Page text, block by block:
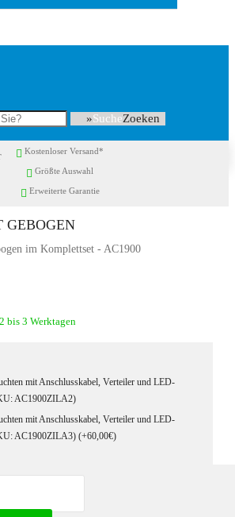
Suche
Kostenloser Versand*
Größte Auswahl
Erweiterte Garantie
GEBOGEN
bis 3 Werktagen
mit Anschlusskabel, Verteiler und LED-
AC1900ZILA2)
mit Anschlusskabel, Verteiler und LED-
AC1900ZILA3) (+60,00€)